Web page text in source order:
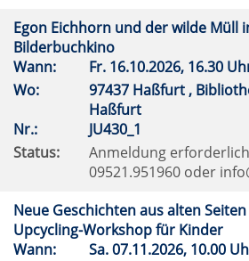
Egon Eichhorn und der wilde Müll
Bilderbuchkino
Wann:
Fr. 16.10.2026, 16.30
Wo:
97437 Haßfurt ,
Haßfurt
Nr.:
JU430_1
Status:
Anmeldung
09521.951960 oder
Neue Geschichten aus alten Seiten
Upcycling-Workshop für Kinder
Wann:
Sa.07.11.2026, 10.00